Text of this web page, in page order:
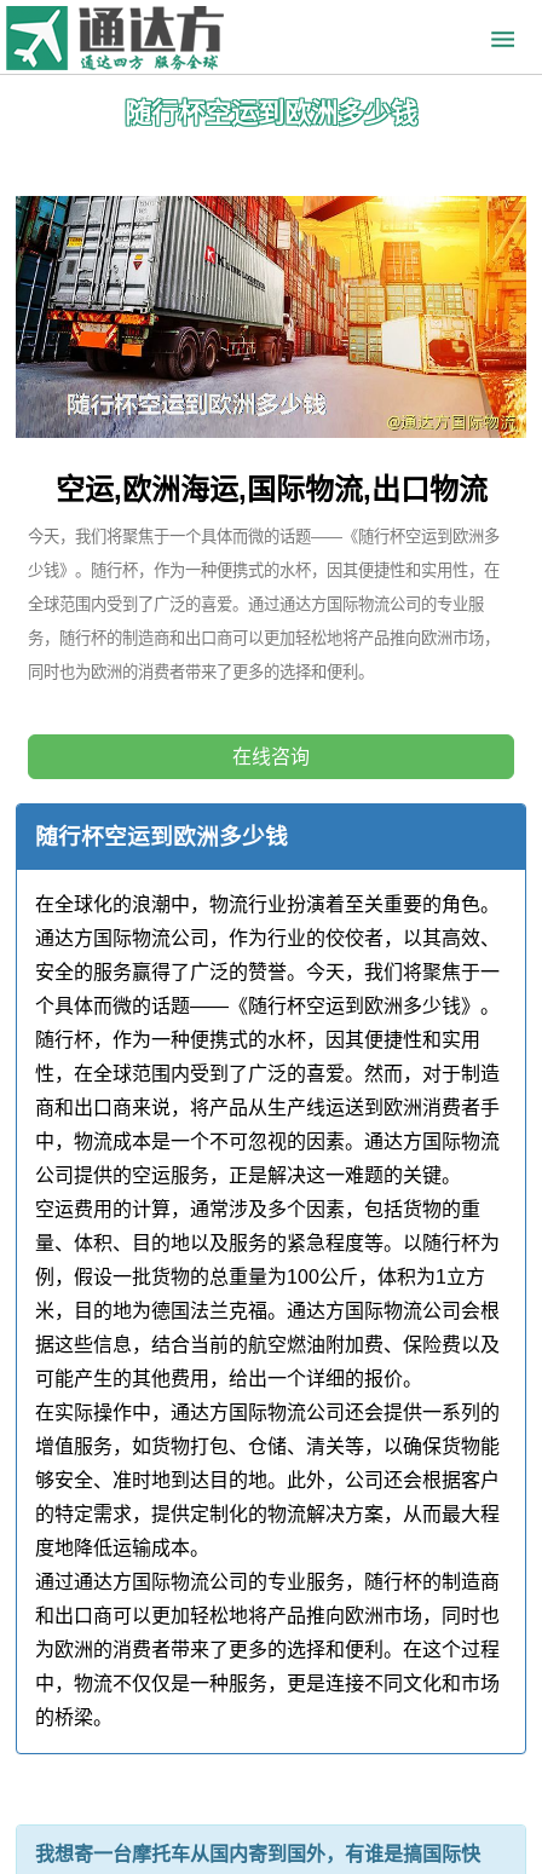
随行杯空运到欧洲多少钱
空运,欧洲海运,国际物流,出口物流
今天，我们将聚焦于一个具体而微的话题——《随行杯空运到欧洲多
少钱》。随行杯，作为一种便携式的水杯，因其便捷性和实用性，在
全球范围内受到了广泛的喜爱。通过通达方国际物流公司的专业服
务，随行杯的制造商和出口商可以更加轻松地将产品推向欧洲市场，
同时也为欧洲的消费者带来了更多的选择和便利。
在线咨询
随行杯空运到欧洲多少钱
在全球化的浪潮中，物流行业扮演着至关重要的角色。
通达方国际物流公司，作为行业的佼佼者，以其高效、
安全的服务赢得了广泛的赞誉。今天，我们将聚焦于一
个具体而微的话题——《随行杯空运到欧洲多少钱》。
随行杯，作为一种便携式的水杯，因其便捷性和实用
性，在全球范围内受到了广泛的喜爱。然而，对于制造
商和出口商来说，将产品从生产线运送到欧洲消费者手
中，物流成本是一个不可忽视的因素。通达方国际物流
公司提供的空运服务，正是解决这一难题的关键。
空运费用的计算，通常涉及多个因素，包括货物的重
量、体积、目的地以及服务的紧急程度等。以随行杯为
例，假设一批货物的总重量为100公斤，体积为1立方
米，目的地为德国法兰克福。通达方国际物流公司会根
据这些信息，结合当前的航空燃油附加费、保险费以及
可能产生的其他费用，给出一个详细的报价。
在实际操作中，通达方国际物流公司还会提供一系列的
增值服务，如货物打包、仓储、清关等，以确保货物能
够安全、准时地到达目的地。此外，公司还会根据客户
的特定需求，提供定制化的物流解决方案，从而最大程
度地降低运输成本。
通过通达方国际物流公司的专业服务，随行杯的制造商
和出口商可以更加轻松地将产品推向欧洲市场，同时也
为欧洲的消费者带来了更多的选择和便利。在这个过程
中，物流不仅仅是一种服务，更是连接不同文化和市场
的桥梁。
我想寄一台摩托车从国内寄到国外，有谁是搞国际快